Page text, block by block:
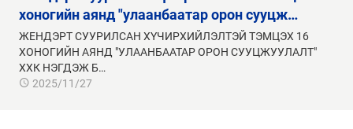
хоногийн аянд "улаанбаатар орон сууцж…
ЖЕНДЭРТ СУУРИЛСАН ХҮЧИРХИЙЛЭЛТЭЙ ТЭМЦЭХ 16
ХОНОГИЙН АЯНД "УЛААНБААТАР ОРОН СУУЦЖУУЛАЛТ"
ХХК НЭГДЭЖ Б…
2025/11/27